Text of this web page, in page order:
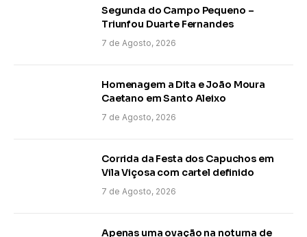
Segunda do Campo Pequeno –
Triunfou Duarte Fernandes
7 de Agosto, 2026
Homenagem a Dita e João Moura
Caetano em Santo Aleixo
7 de Agosto, 2026
Corrida da Festa dos Capuchos em
Vila Viçosa com cartel definido
7 de Agosto, 2026
Apenas uma ovação na noturna de